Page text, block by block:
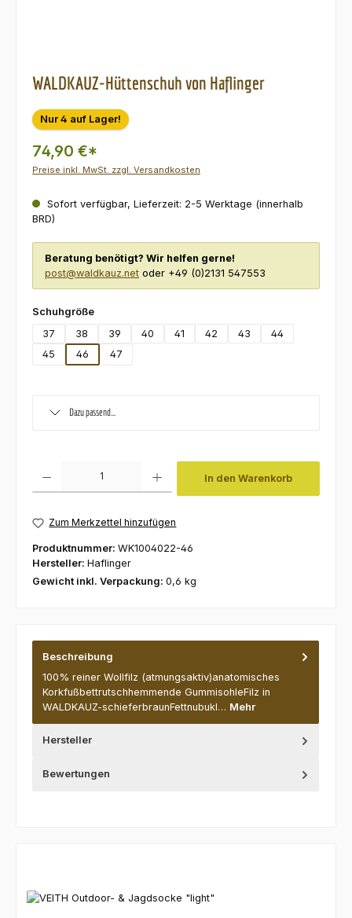
WALDKAUZ-Hüttenschuh von Haflinger
Nur 4 auf Lager!
74,90 €*
Preise inkl. MwSt. zzgl. Versandkosten
Sofort verfügbar, Lieferzeit: 2-5 Werktage (innerhalb
BRD)
Beratung benötigt? Wir helfen gerne!
post@waldkauz.net oder +49 (0)2131 547553
Schuhgrößeauswählen
37
38 39 40 41 42 43
44
45
46 47
Dazu passend...
In den Warenkorb
Zum Merkzettel hinzufügen
Produktnummer: WK1004022-46
Hersteller: Haflinger
Gewicht inkl. Verpackung: 0,6 kg
Beschreibung
100% reiner Wollfilz (atmungsaktiv)anatomisches
Korkfußbettrutschhemmende GummisohleFilz in
WALDKAUZ-schieferbraunFettnubukl… Mehr
Hersteller
Bewertungen